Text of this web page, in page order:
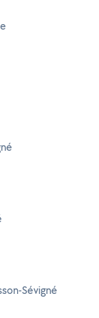
Sévigné